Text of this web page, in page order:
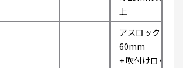
上
アスロック
60mm
+ 吹付けロッ